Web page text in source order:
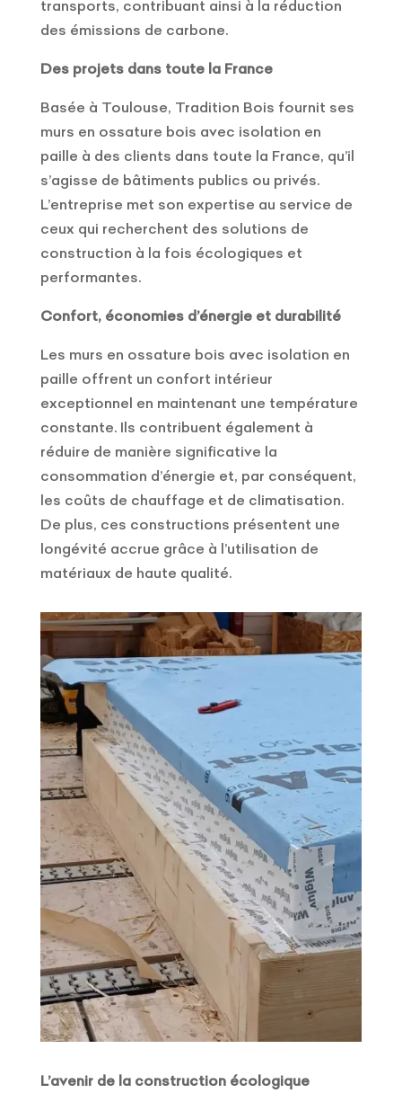
transports, contribuant ainsi à la réduction
des émissions de carbone.
Des projets dans toute la France
Basée à Toulouse, Tradition Bois fournit ses
murs en ossature bois avec isolation en
paille à des clients dans toute la France, qu’il
s’agisse de bâtiments publics ou privés.
L’entreprise met son expertise au service de
ceux qui recherchent des solutions de
construction à la fois écologiques et
performantes.
Confort, économies d’énergie et durabilité
Les murs en ossature bois avec isolation en
paille offrent un confort intérieur
exceptionnel en maintenant une température
constante. Ils contribuent également à
réduire de manière significative la
consommation d’énergie et, par conséquent,
les coûts de chauffage et de climatisation.
De plus, ces constructions présentent une
longévité accrue grâce à l’utilisation de
matériaux de haute qualité.
L’avenir de la construction écologique